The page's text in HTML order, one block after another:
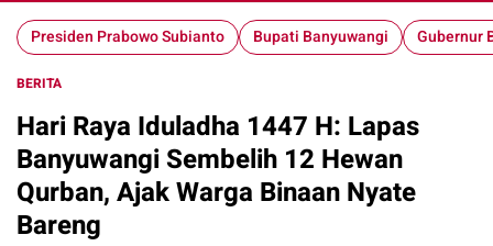
Presiden Prabowo Subianto Bupati Banyuwangi Gubernur
BERITA
Hari Raya Iduladha 1447 H: Lapas
Banyuwangi Sembelih 12 Hewan
Qurban, Ajak Warga Binaan Nyate
Bareng